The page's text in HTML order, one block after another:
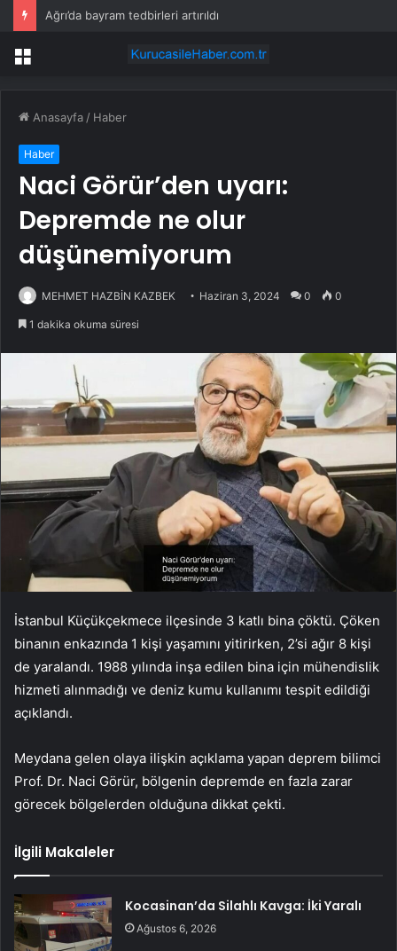
Ağrı’da bayram tedbirleri artırıldı
Menü
Anasayfa / Haber
Haber
Naci Görür’den uyarı:
Depremde ne olur
düşünemiyorum
MEHMET HAZBİN KAZBEK Haziran 3, 2024 0 0
1 dakika okuma süresi
İstanbul Küçükçekmece ilçesinde 3 katlı bina çöktü. Çöken
binanın enkazında 1 kişi yaşamını yitirirken, 2’si ağır 8 kişi
de yaralandı. 1988 yılında inşa edilen bina için mühendislik
hizmeti alınmadığı ve deniz kumu kullanımı tespit edildiği
açıklandı.
Meydana gelen olaya ilişkin açıklama yapan deprem bilimci
Prof. Dr. Naci Görür, bölgenin depremde en fazla zarar
görecek bölgelerden olduğuna dikkat çekti.
İlgili Makaleler
Kocasinan’da Silahlı Kavga: İki Yaralı
Ağustos 6, 2026